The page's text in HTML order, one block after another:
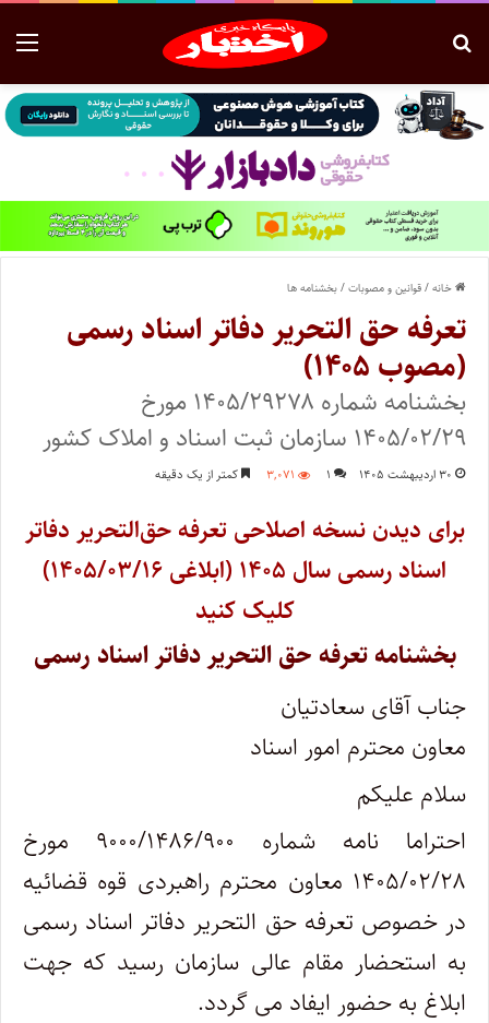
خانه/قوانین و مصوبات/بخشنامه ها
تعرفه حق التحریر دفاتر اسناد رسمی
(مصوب ۱۴۰۵)
بخشنامه شماره ۱۴۰۵/۲۹۲۷۸ مورخ
۱۴۰۵/۰۲/۲۹ سازمان ثبت اسناد و املاک کشور
۳۰ اردیبهشت ۱۴۰۵ ۱ ۳,۰۷۱ کمتر از یک دقیقه
برای دیدن نسخه اصلاحی تعرفه حق‌التحریر دفاتر
اسناد رسمی سال ۱۴۰۵ (ابلاغی ۱۴۰۵/۰۳/۱۶)
کلیک کنید
بخشنامه تعرفه حق التحریر دفاتر اسناد رسمی
جناب آقای سعادتیان
معاون محترم امور اسناد
سلام علیکم
احتراما نامه شماره ۹۰۰۰/۱۴۸۶/۹۰۰ مورخ
۱۴۰۵/۰۲/۲۸ معاون محترم راهبردی قوه قضائیه
در خصوص تعرفه حق التحریر دفاتر اسناد رسمی
به استحضار مقام عالی سازمان رسید که جهت
ابلاغ به حضور ایفاد می گردد.